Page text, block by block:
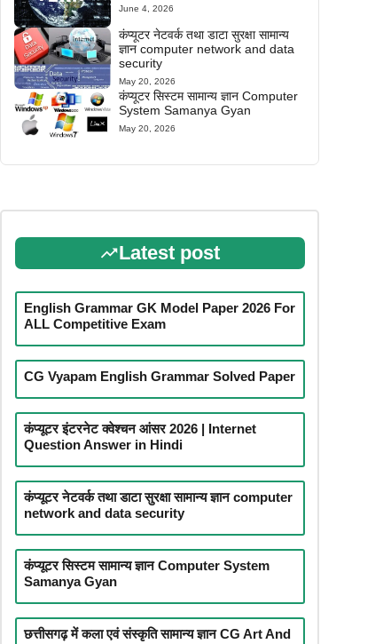
June 4, 2026
कंप्यूटर नेटवर्क तथा डाटा सुरक्षा सामान्य
ज्ञान computer network and data
security
May 20, 2026
कंप्यूटर सिस्टम सामान्य ज्ञान Computer
System Samanya Gyan
May 20, 2026
Latest post
English Grammar GK Model Paper 2026 For
ALL Competitive Exam
CG Vyapam English Grammar Solved Paper
कंप्यूटर इंटरनेट क्वेश्चन आंसर 2026 | Internet
Question Answer in Hindi
कंप्यूटर नेटवर्क तथा डाटा सुरक्षा सामान्य ज्ञान computer
network and data security
कंप्यूटर सिस्टम सामान्य ज्ञान Computer System
Samanya Gyan
छत्तीसगढ़ में कला एवं संस्कृति सामान्य ज्ञान CG Art And